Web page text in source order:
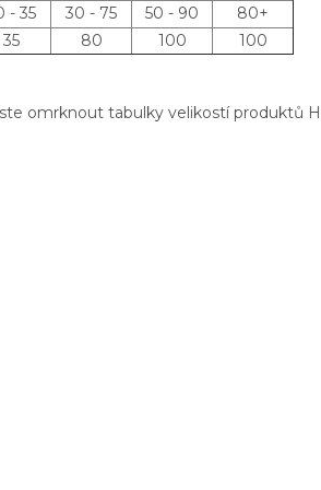
- 35 30 - 75 50 - 90
80+
35 80 100 100
omrknout tabulky velikostí produktů